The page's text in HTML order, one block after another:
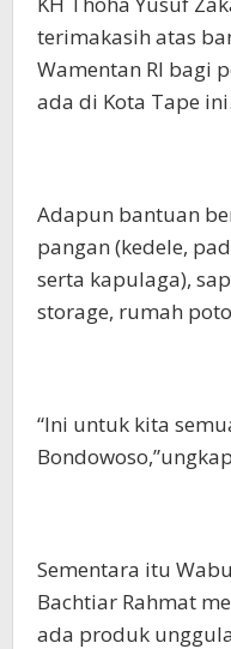
terimakasih atas
Wamentan RI bagi
ada di Kota Tape ini.
Adapun bantuan
pangan (kedele,
serta kapulaga),
storage, rumah
“Ini untuk kita
Sementara itu
Bachtiar Rahmat
ada produk